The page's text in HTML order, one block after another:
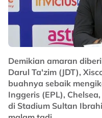
"Sebagai pasukan
membawa masuk
tengah baharu atau
bukan sesuatu yang
"Ia persaingan sihat
akan memberikan yang
saya dan
membantu rakan
Demikian amaran
Darul Ta'zim (JDT),
buahnya sebaik
Inggeris (EPL),
di Stadium Sultan